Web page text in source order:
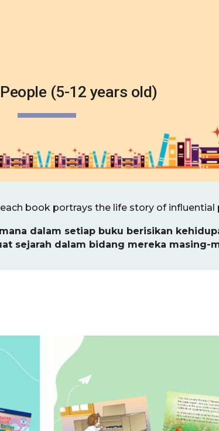
(5-12 years old)
book portrays the life story of
dalam setiap buku berisikan
sejarah dalam bidang mereka masing-